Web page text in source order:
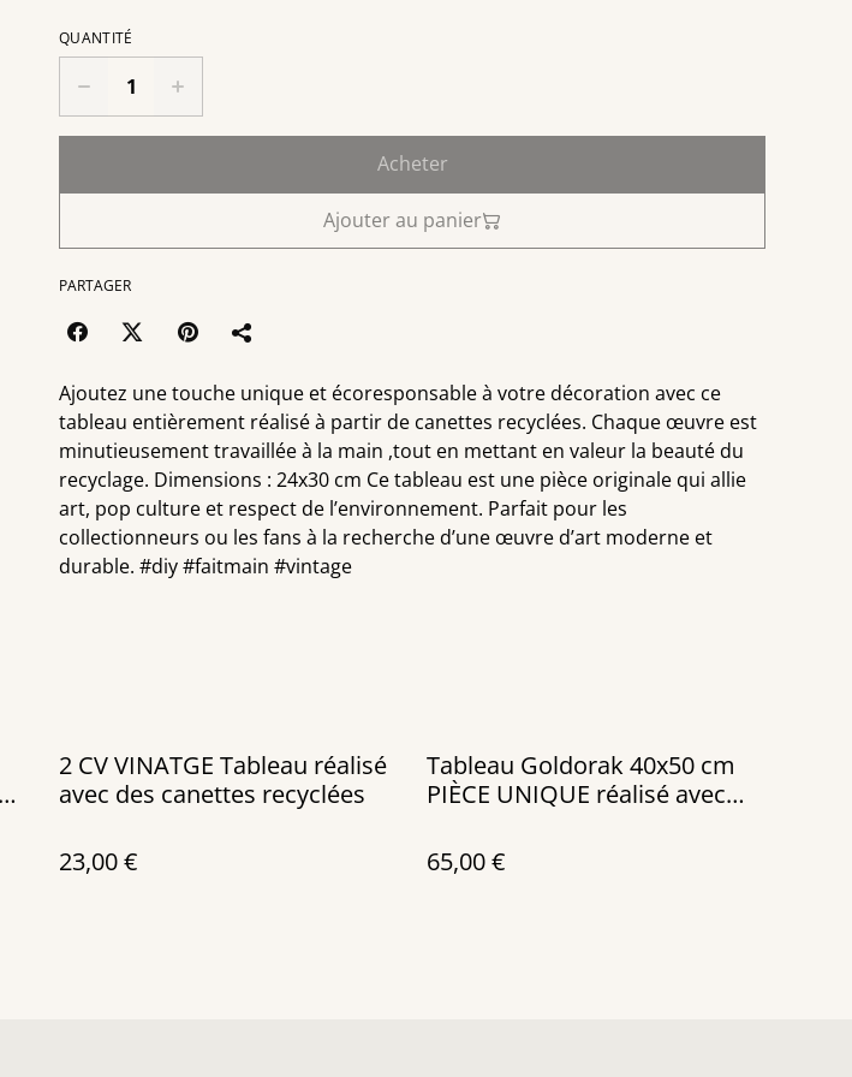
QUANTITÉ
Acheter
Ajouter au panier
PARTAGER
Ajoutez une touche unique et écoresponsable à votre décoration avec ce
tableau entièrement réalisé à partir de canettes recyclées. Chaque œuvre est
minutieusement travaillée à la main ,tout en mettant en valeur la beauté du
recyclage. Dimensions : 24x30 cm Ce tableau est une pièce originale qui allie
art, pop culture et respect de l’environnement. Parfait pour les
collectionneurs ou les fans à la recherche d’une œuvre d’art moderne et
durable. #diy #faitmain #vintage
2 CV VINATGE Tableau réalisé
avec des canettes recyclées
23,00 €
Tableau Goldorak 40x50 cm
PIÈCE UNIQUE réalisé avec
65,00 €